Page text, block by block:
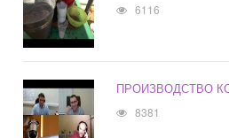
6116
ПРОИЗВОДСТВО
8381